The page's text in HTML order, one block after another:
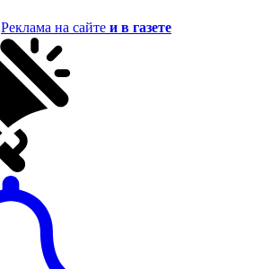
Реклама на сайте и в газете